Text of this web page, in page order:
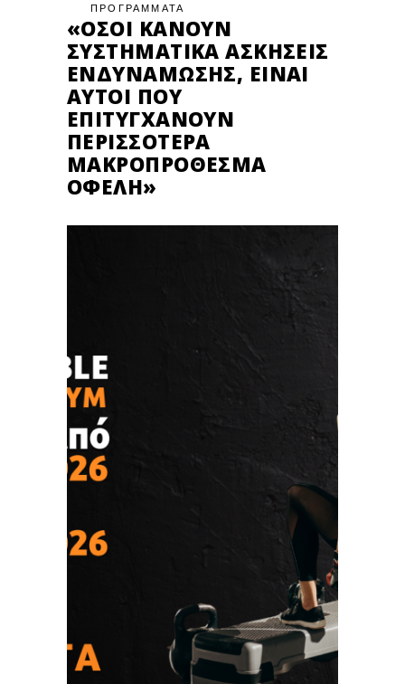
ΠΡΟΓΡΑΜΜΑΤΑ
«ΌΣΟΙ ΚΆΝΟΥΝ
ΣΥΣΤΗΜΑΤΙΚΆ ΑΣΚΉΣΕΙΣ
ΕΝΔΥΝΆΜΩΣΗΣ, ΕΊΝΑΙ
ΑΥΤΟΊ ΠΟΥ
ΕΠΙΤΥΓΧΆΝΟΥΝ
ΠΕΡΙΣΣΌΤΕΡΑ
ΜΑΚΡΟΠΡΌΘΕΣΜΑ
ΟΦΈΛΗ»